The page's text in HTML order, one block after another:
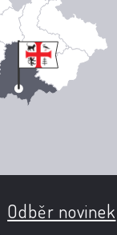
Odběr novinek